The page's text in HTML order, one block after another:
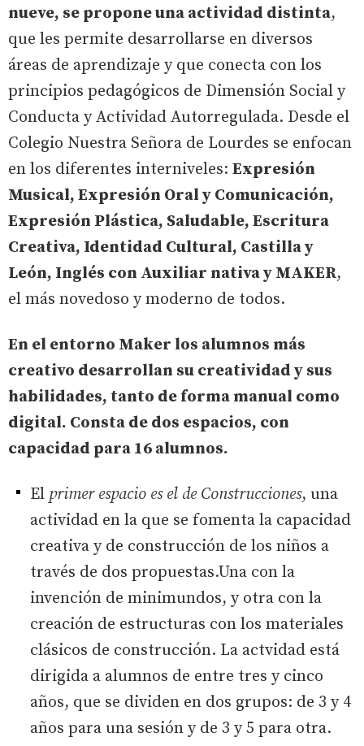
nueve, se propone una actividad distinta,
que les permite desarrollarse en diversos
áreas de aprendizaje y que conecta con los
principios pedagógicos de Dimensión Social y
Conducta y Actividad Autorregulada. Desde el
Colegio Nuestra Señora de Lourdes se enfocan
en los diferentes interniveles: Expresión
Musical, Expresión Oral y Comunicación,
Expresión Plástica, Saludable, Escritura
Creativa, Identidad Cultural, Castilla y
León, Inglés con Auxiliar nativa y MAKER,
el más novedoso y moderno de todos.
En el entorno Maker los alumnos más
creativo desarrollan su creatividad y sus
habilidades, tanto de forma manual como
digital. Consta de dos espacios, con
capacidad para 16 alumnos.
El primer espacio es el de Construcciones, una
actividad en la que se fomenta la capacidad
creativa y de construcción de los niños a
través de dos propuestas.Una con la
invención de minimundos, y otra con la
creación de estructuras con los materiales
clásicos de construcción. La actvidad está
dirigida a alumnos de entre tres y cinco
años, que se dividen en dos grupos: de 3 y 4
años para una sesión y de 3 y 5 para otra.